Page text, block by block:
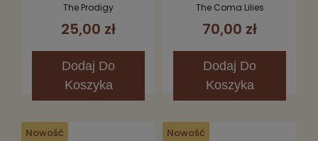
The Prodigy
25,00 zł
Dodaj Do
Koszyka
The Coma Lilies
70,00 zł
Dodaj Do
Koszyka
Nowość Nowość